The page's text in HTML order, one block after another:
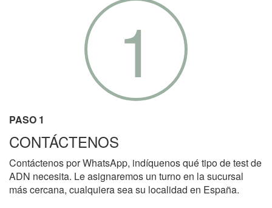
1
PASO 1
CONTÁCTENOS
Contáctenos por WhatsApp, indíquenos qué tipo de test de
ADN necesita. Le asignaremos un turno en la sucursal
más cercana, cualquiera sea su localidad en España.